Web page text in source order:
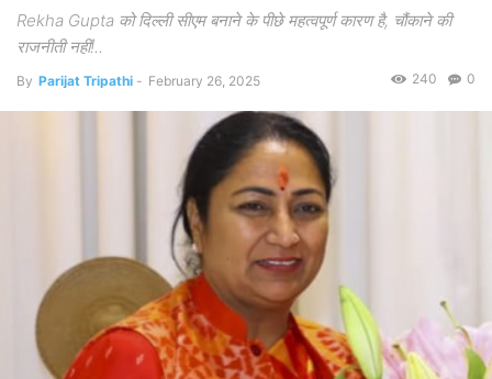
Rekha Gupta को दिल्ली सीएम बनाने के पीछे महत्वपूर्ण कारण है, चौंकाने की
राजनीती नहीं!..
By Parijat Tripathi - February 26, 2025 0
240